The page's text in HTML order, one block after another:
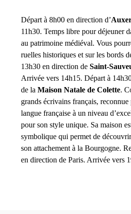
Départ à 8h00 en direction d’
11h30. Temps libre pour déjeuner
au patrimoine médiéval. Vous
ruelles historiques et sur les bords
13h30 en direction de Saint-
Arrivée vers 14h15. Départ à
de la Maison Natale de Colette.
grands écrivains français,
langue française à un niveau
pour son style unique. Sa maison
symbolique qui permet de
son attachement à la Bourgogne.
en direction de Paris. Arrivée vers